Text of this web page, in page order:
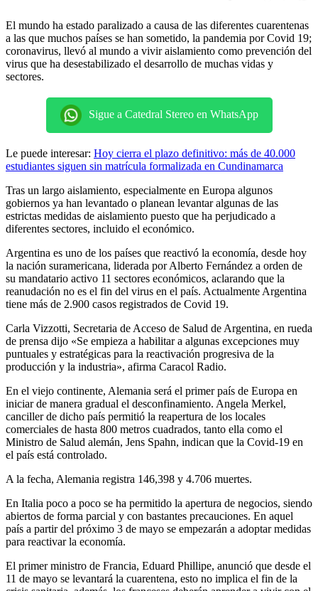
El mundo ha estado paralizado a causa de las diferentes cuarentenas
a las que muchos países se han sometido, la pandemia por Covid 19;
coronavirus, llevó al mundo a vivir aislamiento como prevención del
virus que ha desestabilizado el desarrollo de muchas vidas y
sectores.
Sigue a Catedral Stereo en WhatsApp
Le puede interesar: Hoy cierra el plazo definitivo: más de 40.000
estudiantes siguen sin matrícula formalizada en Cundinamarca
Tras un largo aislamiento, especialmente en Europa algunos
gobiernos ya han levantado o planean levantar algunas de las
estrictas medidas de aislamiento puesto que ha perjudicado a
diferentes sectores, incluido el económico.
Argentina es uno de los países que reactivó la economía, desde hoy
la nación suramericana, liderada por Alberto Fernández a orden de
su mandatario activo 11 sectores económicos, aclarando que la
reanudación no es el fin del virus en el país. Actualmente Argentina
tiene más de 2.900 casos registrados de Covid 19.
Carla Vizzotti, Secretaria de Acceso de Salud de Argentina, en rueda
de prensa dijo «Se empieza a habilitar a algunas excepciones muy
puntuales y estratégicas para la reactivación progresiva de la
producción y la industria», afirma Caracol Radio.
En el viejo continente, Alemania será el primer país de Europa en
iniciar de manera gradual el desconfinamiento. Angela Merkel,
canciller de dicho país permitió la reapertura de los locales
comerciales de hasta 800 metros cuadrados, tanto ella como el
Ministro de Salud alemán, Jens Spahn, indican que la Covid-19 en
el país está controlado.
A la fecha, Alemania registra 146,398 y 4.706 muertes.
En Italia poco a poco se ha permitido la apertura de negocios, siendo
abiertos de forma parcial y con bastantes precauciones. En aquel
país a partir del próximo 3 de mayo se empezarán a adoptar medidas
para reactivar la economía.
El primer ministro de Francia, Eduard Phillipe, anunció que desde el
11 de mayo se levantará la cuarentena, esto no implica el fin de la